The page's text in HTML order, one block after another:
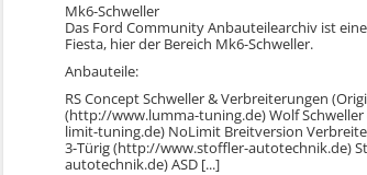
Mk6-Schweller
Das Ford Community Anbauteilearchiv ist
Fiesta, hier der Bereich Mk6-Schweller.
Anbauteile:
RS Concept Schweller & Verbreiterungen
(http://www.lumma-tuning.de) Wolf
limit-tuning.de) NoLimit Breitversion
3-Türig (http://www.stoffler-autotechnik.de)
autotechnik.de) ASD [...]